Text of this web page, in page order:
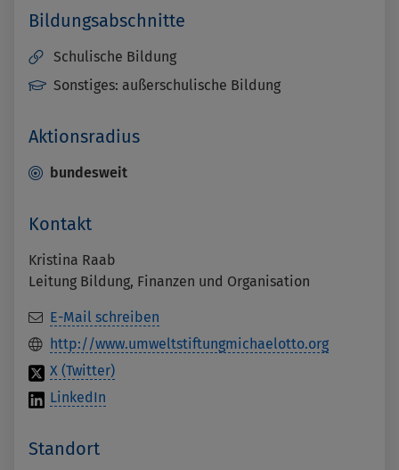
Bildungsabschnitte
Schulische Bildung
Sonstiges: außerschulische Bildung
Aktionsradius
bundesweit
Kontakt
Kristina Raab
Leitung Bildung, Finanzen und Organisation
E-Mail schreiben
http://www.umweltstiftungmichaelotto.org
X (Twitter)
LinkedIn
Standort